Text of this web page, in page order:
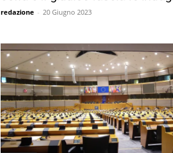
redazione - 20 Giugno 2023